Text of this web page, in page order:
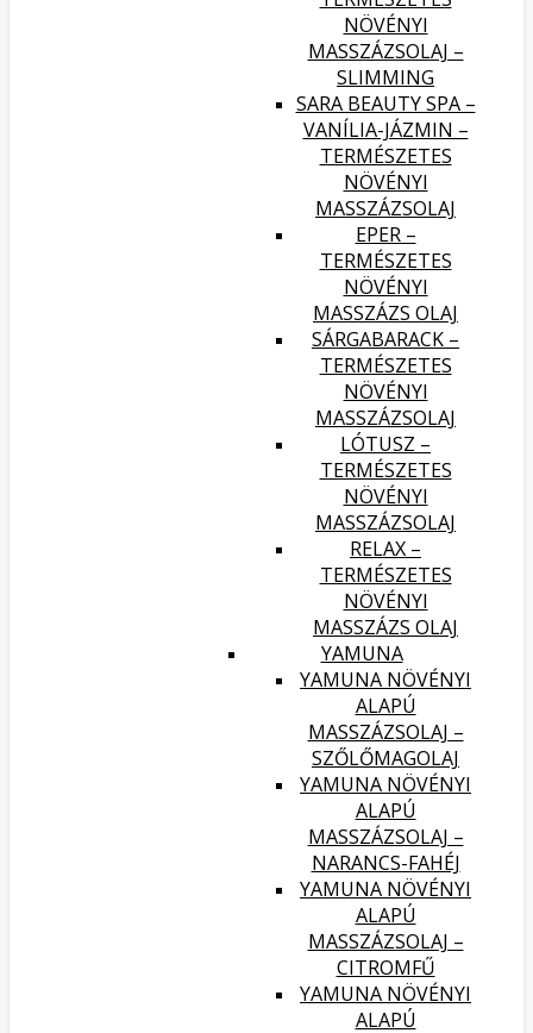
NÖVÉNYI
MASSZÁZSOLAJ –
SLIMMING
SARA BEAUTY SPA –
VANÍLIA-JÁZMIN –
TERMÉSZETES
NÖVÉNYI
MASSZÁZSOLAJ
EPER –
TERMÉSZETES
NÖVÉNYI
MASSZÁZS OLAJ
SÁRGABARACK –
TERMÉSZETES
NÖVÉNYI
MASSZÁZSOLAJ
LÓTUSZ –
TERMÉSZETES
NÖVÉNYI
MASSZÁZSOLAJ
RELAX –
TERMÉSZETES
NÖVÉNYI
MASSZÁZS OLAJ
YAMUNA
YAMUNA NÖVÉNYI
ALAPÚ
MASSZÁZSOLAJ –
SZŐLŐMAGOLAJ
YAMUNA NÖVÉNYI
ALAPÚ
MASSZÁZSOLAJ –
NARANCS-FAHÉJ
YAMUNA NÖVÉNYI
ALAPÚ
MASSZÁZSOLAJ –
CITROMFŰ
YAMUNA NÖVÉNYI
ALAPÚ